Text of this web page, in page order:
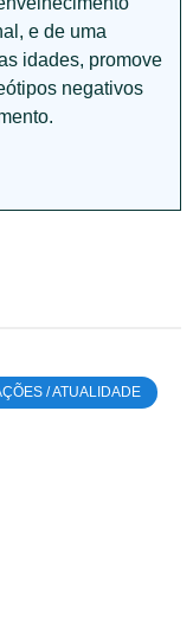
e de uma
idades, promove
negativos
/ ATUALIDADE